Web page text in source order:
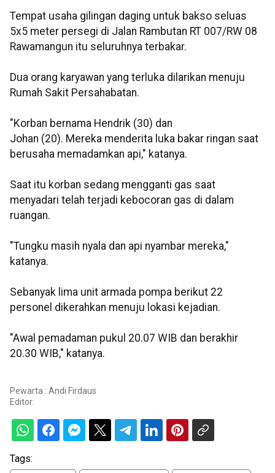
Tempat usaha gilingan daging untuk bakso seluas
5x5 meter persegi di Jalan Rambutan RT 007/RW 08
Rawamangun itu seluruhnya terbakar.
Dua orang karyawan yang terluka dilarikan menuju
Rumah Sakit Persahabatan.
"Korban bernama Hendrik (30) dan
Johan (20). Mereka menderita luka bakar ringan saat
berusaha memadamkan api," katanya.
Saat itu korban sedang mengganti gas saat
menyadari telah terjadi kebocoran gas di dalam
ruangan.
"Tungku masih nyala dan api nyambar mereka,"
katanya.
Sebanyak lima unit armada pompa berikut 22
personel dikerahkan menuju lokasi kejadian.
"Awal pemadaman pukul 20.07 WIB dan berakhir
20.30 WIB," katanya.
Pewarta : Andi Firdaus
Editor:
Tags: